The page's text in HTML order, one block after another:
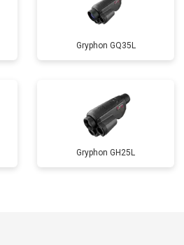
Gryphon GQ35L
Gryphon GH25L